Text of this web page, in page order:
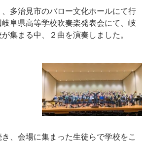
、多治見市のバロー文化ホールにて行
阜県高等学校吹奏楽発表会にて、岐
集まる中、２曲を演奏しました。
、会場に集まった生徒らで学校をこ